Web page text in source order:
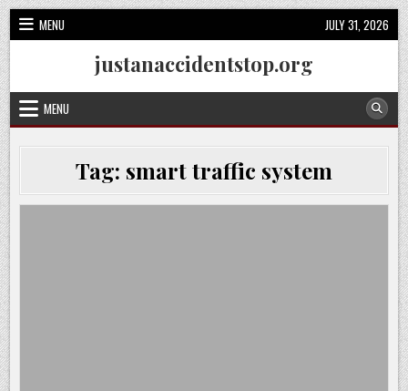
Skip
to
content
MENU JULY 31, 2026
justanaccidentstop.org
MENU
Tag: smart traffic system